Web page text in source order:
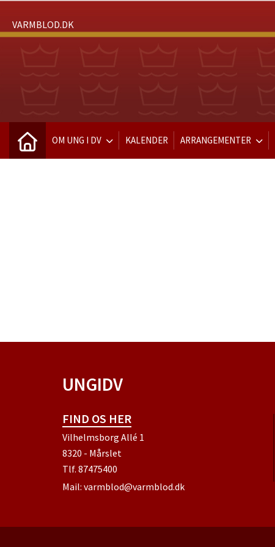
OM UNG I DV KALENDER ARRANGEMENTER
VARMBLOD.DK
UNGIDV
FIND OS HER
Vilhelmsborg Allé 1
8320 - Mårslet
Tlf. 87475400
Mail: varmblod@varmblod.dk